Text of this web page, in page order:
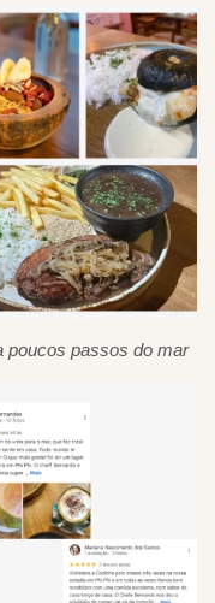
poucos passos do mar